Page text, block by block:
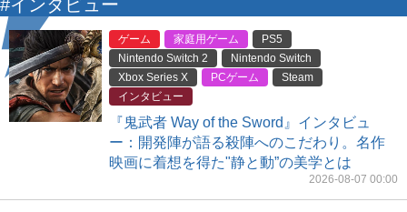
#インタビュー
ゲーム 家庭用ゲーム
PS5
Nintendo Switch 2
Nintendo Switch
Xbox Series X
PCゲーム
Steam
インタビュー
『鬼武者 Way of the Sword』インタビュ
ー：開発陣が語る殺陣へのこだわり。名作
映画に着想を得た"静と動”の美学とは
2026-08-07 00:00